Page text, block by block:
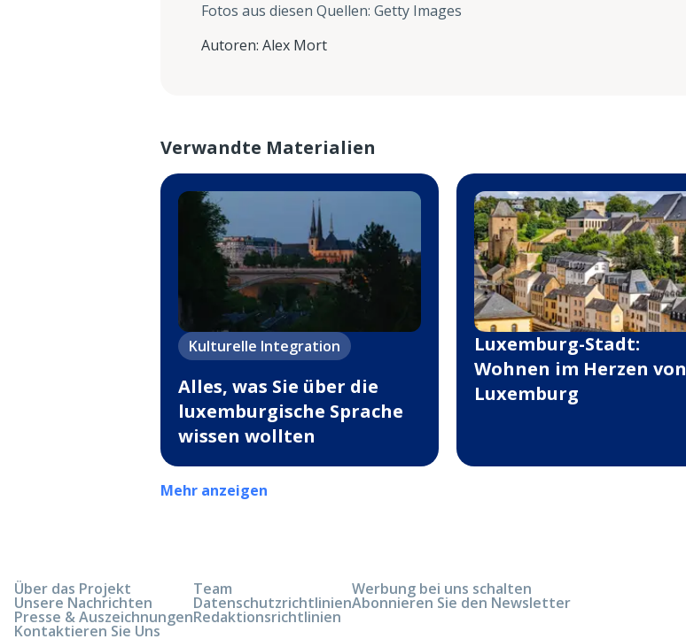
Fotos aus diesen Quellen: Getty Images
Autoren: Alex Mort
Verwandte Materialien
Kulturelle Integration
Alles, was Sie über die
luxemburgische Sprache
wissen wollten
Luxemburg-Stadt:
Wohnen im Herzen von
Luxemburg
Mehr anzeigen
Über das Projekt
Unsere Nachrichten
Presse & Auszeichnungen
Kontaktieren Sie Uns
Team
Datenschutzrichtlinien
Redaktionsrichtlinien
Werbung bei uns schalten
Abonnieren Sie den Newsletter